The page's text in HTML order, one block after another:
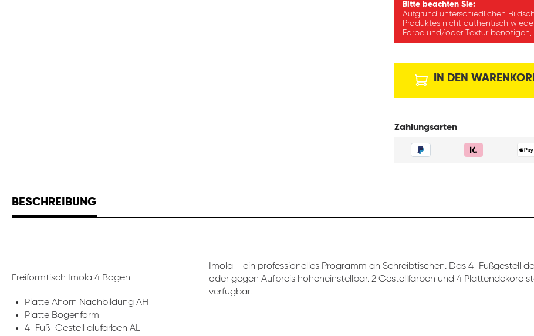
Bitte beachten Sie:
Aufgrund unterschiedlichen
Produktes nicht authentisch
Farbe und/oder Textur benötigen,
IN DEN
Zahlungsarten
BESCHREIBUNG
Freiformtisch Imola 4 Bogen
Platte Ahorn Nachbildung AH
Platte Bogenform
4-Fuß-Gestell alufarben AL
Imola - ein professionelles Programm an Schreibtischen. Das 4-Fußgestell
oder gegen Aufpreis höheneinstellbar. 2 Gestellfarben und 4 Plattendekore
verfügbar.